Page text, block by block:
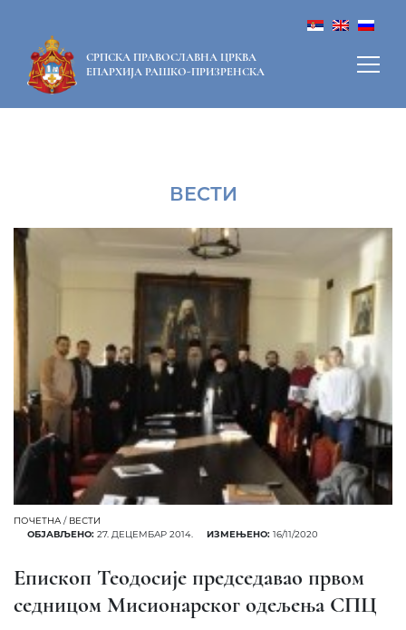
СРПСКА ПРАВОСЛАВНА ЦРКВА
ЕПАРХИЈА РАШКО-ПРИЗРЕНСКА
ВЕСТИ
ПОЧЕТНА / ВЕСТИ
ОБЈАВЉЕНО: 27. ДЕЦЕМБАР 2014. ИЗМЕЊЕНО: 16/11/2020
Епископ Теодосије председавао првом
седницом Мисионарског одељења СПЦ